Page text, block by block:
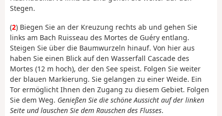
Stegen.
(2) Biegen Sie an der Kreuzung rechts ab und gehen Sie
links am Bach Ruisseau des Mortes de Guéry entlang.
Steigen Sie über die Baumwurzeln hinauf. Von hier aus
haben Sie einen Blick auf den Wasserfall Cascade des
Mortes (12 m hoch), der den See speist. Folgen Sie weiter
der blauen Markierung. Sie gelangen zu einer Weide. Ein
Tor ermöglicht Ihnen den Zugang zu diesem Gebiet. Folgen
Sie dem Weg. Genießen Sie die schöne Aussicht auf der linken
Seite und lauschen Sie dem Rauschen des Flusses.